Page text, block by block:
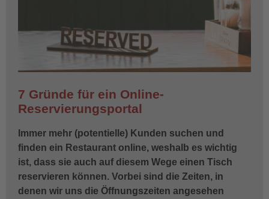
7 Gründe für ein Online-
Reservierungsportal
Immer mehr (potentielle) Kunden suchen und
finden ein Restaurant online, weshalb es wichtig
ist, dass sie auch auf diesem Wege einen Tisch
reservieren können. Vorbei sind die Zeiten, in
denen wir uns die Öffnungszeiten angesehen